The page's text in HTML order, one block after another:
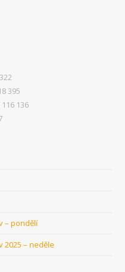
395
116 136
– pondělí
2025 – neděle